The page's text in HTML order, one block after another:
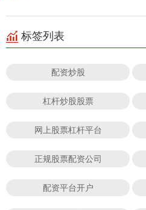
标签列表
配资炒股
杠杆炒股股票
网上股票杠杆平台
正规股票配资公司
配资平台开户